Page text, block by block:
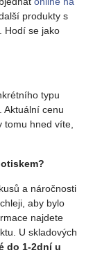
produkty s
Hodí se jako
typu
Aktuální cenu
tomu hned víte,
a náročnosti
aby bylo
najdete
U skladových
do 1-2dní u